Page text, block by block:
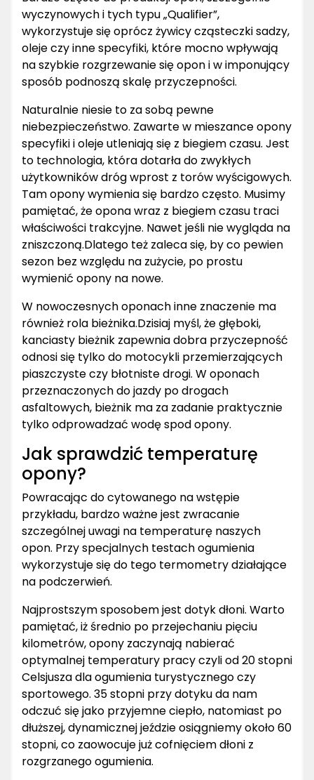
wyczynowych i tych typu „Qualifier”,
wykorzystuje się oprócz żywicy cząsteczki sadzy,
oleje czy inne specyfiki, które mocno wpływają
na szybkie rozgrzewanie się opon i w imponujący
sposób podnoszą skalę przyczepności.
Naturalnie niesie to za sobą pewne
niebezpieczeństwo. Zawarte w mieszance opony
specyfiki i oleje utleniają się z biegiem czasu. Jest
to technologia, która dotarła do zwykłych
użytkowników dróg wprost z torów wyścigowych.
Tam opony wymienia się bardzo często. Musimy
pamiętać, że opona wraz z biegiem czasu traci
właściwości trakcyjne. Nawet jeśli nie wygląda na
zniszczoną.Dlatego też zaleca się, by co pewien
sezon bez względu na zużycie, po prostu
wymienić opony na nowe.
W nowoczesnych oponach inne znaczenie ma
również rola bieżnika.Dzisiaj myśl, że głęboki,
kanciasty bieżnik zapewnia dobra przyczepność
odnosi się tylko do motocykli przemierzających
piaszczyste czy błotniste drogi. W oponach
przeznaczonych do jazdy po drogach
asfaltowych, bieżnik ma za zadanie praktycznie
tylko odprowadzać wodę spod opony.
Jak sprawdzić temperaturę
opony?
Powracając do cytowanego na wstępie
przykładu, bardzo ważne jest zwracanie
szczególnej uwagi na temperaturę naszych
opon. Przy specjalnych testach ogumienia
wykorzystuje się do tego termometry działające
na podczerwień.
Najprostszym sposobem jest dotyk dłoni. Warto
pamiętać, iż średnio po przejechaniu pięciu
kilometrów, opony zaczynają nabierać
optymalnej temperatury pracy czyli od 20 stopni
Celsjusza dla ogumienia turystycznego czy
sportowego. 35 stopni przy dotyku da nam
odczuć się jako przyjemne ciepło, natomiast po
dłuższej, dynamicznej jeździe osiągniemy około 60
stopni, co zaowocuje już cofnięciem dłoni z
rozgrzanego ogumienia.